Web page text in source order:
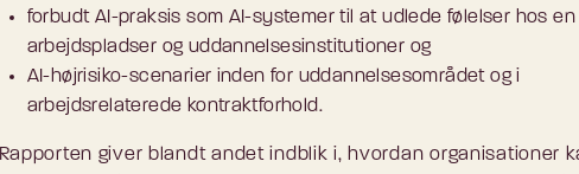
forbudt AI-praksis som AI-systemer til at udlede følelser hos
arbejdspladser og uddannelsesinstitutioner og
AI-højrisiko-scenarier inden for uddannelsesområdet og i
arbejdsrelaterede kontraktforhold.
Rapporten giver blandt andet indblik i, hvordan organisationer